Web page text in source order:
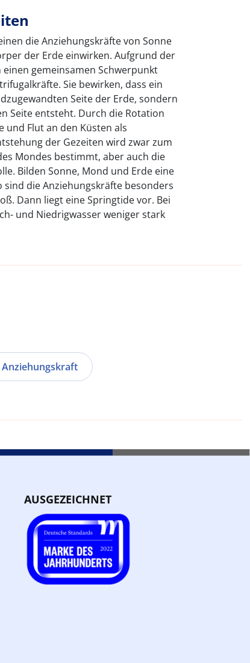
die Anziehungskräfte von Sonne
der Erde einwirken. Aufgrund der
gemeinsamen Schwerpunkt
Sie bewirken, dass ein
Seite der Erde, sondern
Seite entsteht. Durch die Rotation
und Flut an den Küsten als
der Gezeiten wird zwar zum
Mondes bestimmt, aber auch die
Bilden Sonne, Mond und Erde eine
sind die Anziehungskräfte besonders
Dann liegt eine Springtide vor. Bei
und Niedrigwasser weniger stark
Anziehungskraft
AUSGEZEICHNET